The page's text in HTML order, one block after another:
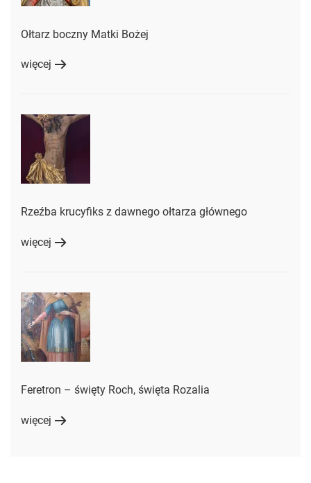
Ołtarz boczny Matki Bożej
więcej
Rzeźba krucyfiks z dawnego ołtarza głównego
więcej
Feretron – święty Roch, święta Rozalia
więcej